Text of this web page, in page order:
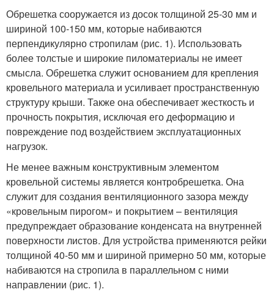
Обрешетка сооружается из досок толщиной 25-30 мм и
шириной 100-150 мм, которые набиваются
перпендикулярно стропилам (рис. 1). Использовать
более толстые и широкие пиломатериалы не имеет
смысла. Обрешетка служит основанием для крепления
кровельного материала и усиливает пространственную
структуру крыши. Также она обеспечивает жесткость и
прочность покрытия, исключая его деформацию и
повреждение под воздействием эксплуатационных
нагрузок.
Не менее важным конструктивным элементом
кровельной системы является контробрешетка. Она
служит для создания вентиляционного зазора между
«кровельным пирогом» и покрытием – вентиляция
предупреждает образование конденсата на внутренней
поверхности листов. Для устройства применяются рейки
толщиной 40-50 мм и шириной примерно 50 мм, которые
набиваются на стропила в параллельном с ними
направлении (рис. 1).